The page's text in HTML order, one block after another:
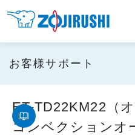
お客様サポート
ET-TD22KM22（
コンベクションオ